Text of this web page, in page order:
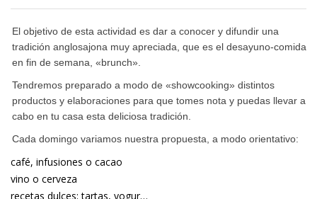
El objetivo de esta actividad es dar a conocer y difundir una
tradición anglosajona muy apreciada, que es el desayuno-comida
en fin de semana, «brunch».
Tendremos preparado a modo de «showcooking» distintos
productos y elaboraciones para que tomes nota y puedas llevar a
cabo en tu casa esta deliciosa tradición.
Cada domingo variamos nuestra propuesta, a modo orientativo:
café, infusiones o cacao
vino o cerveza
recetas dulces: tartas, yogur…